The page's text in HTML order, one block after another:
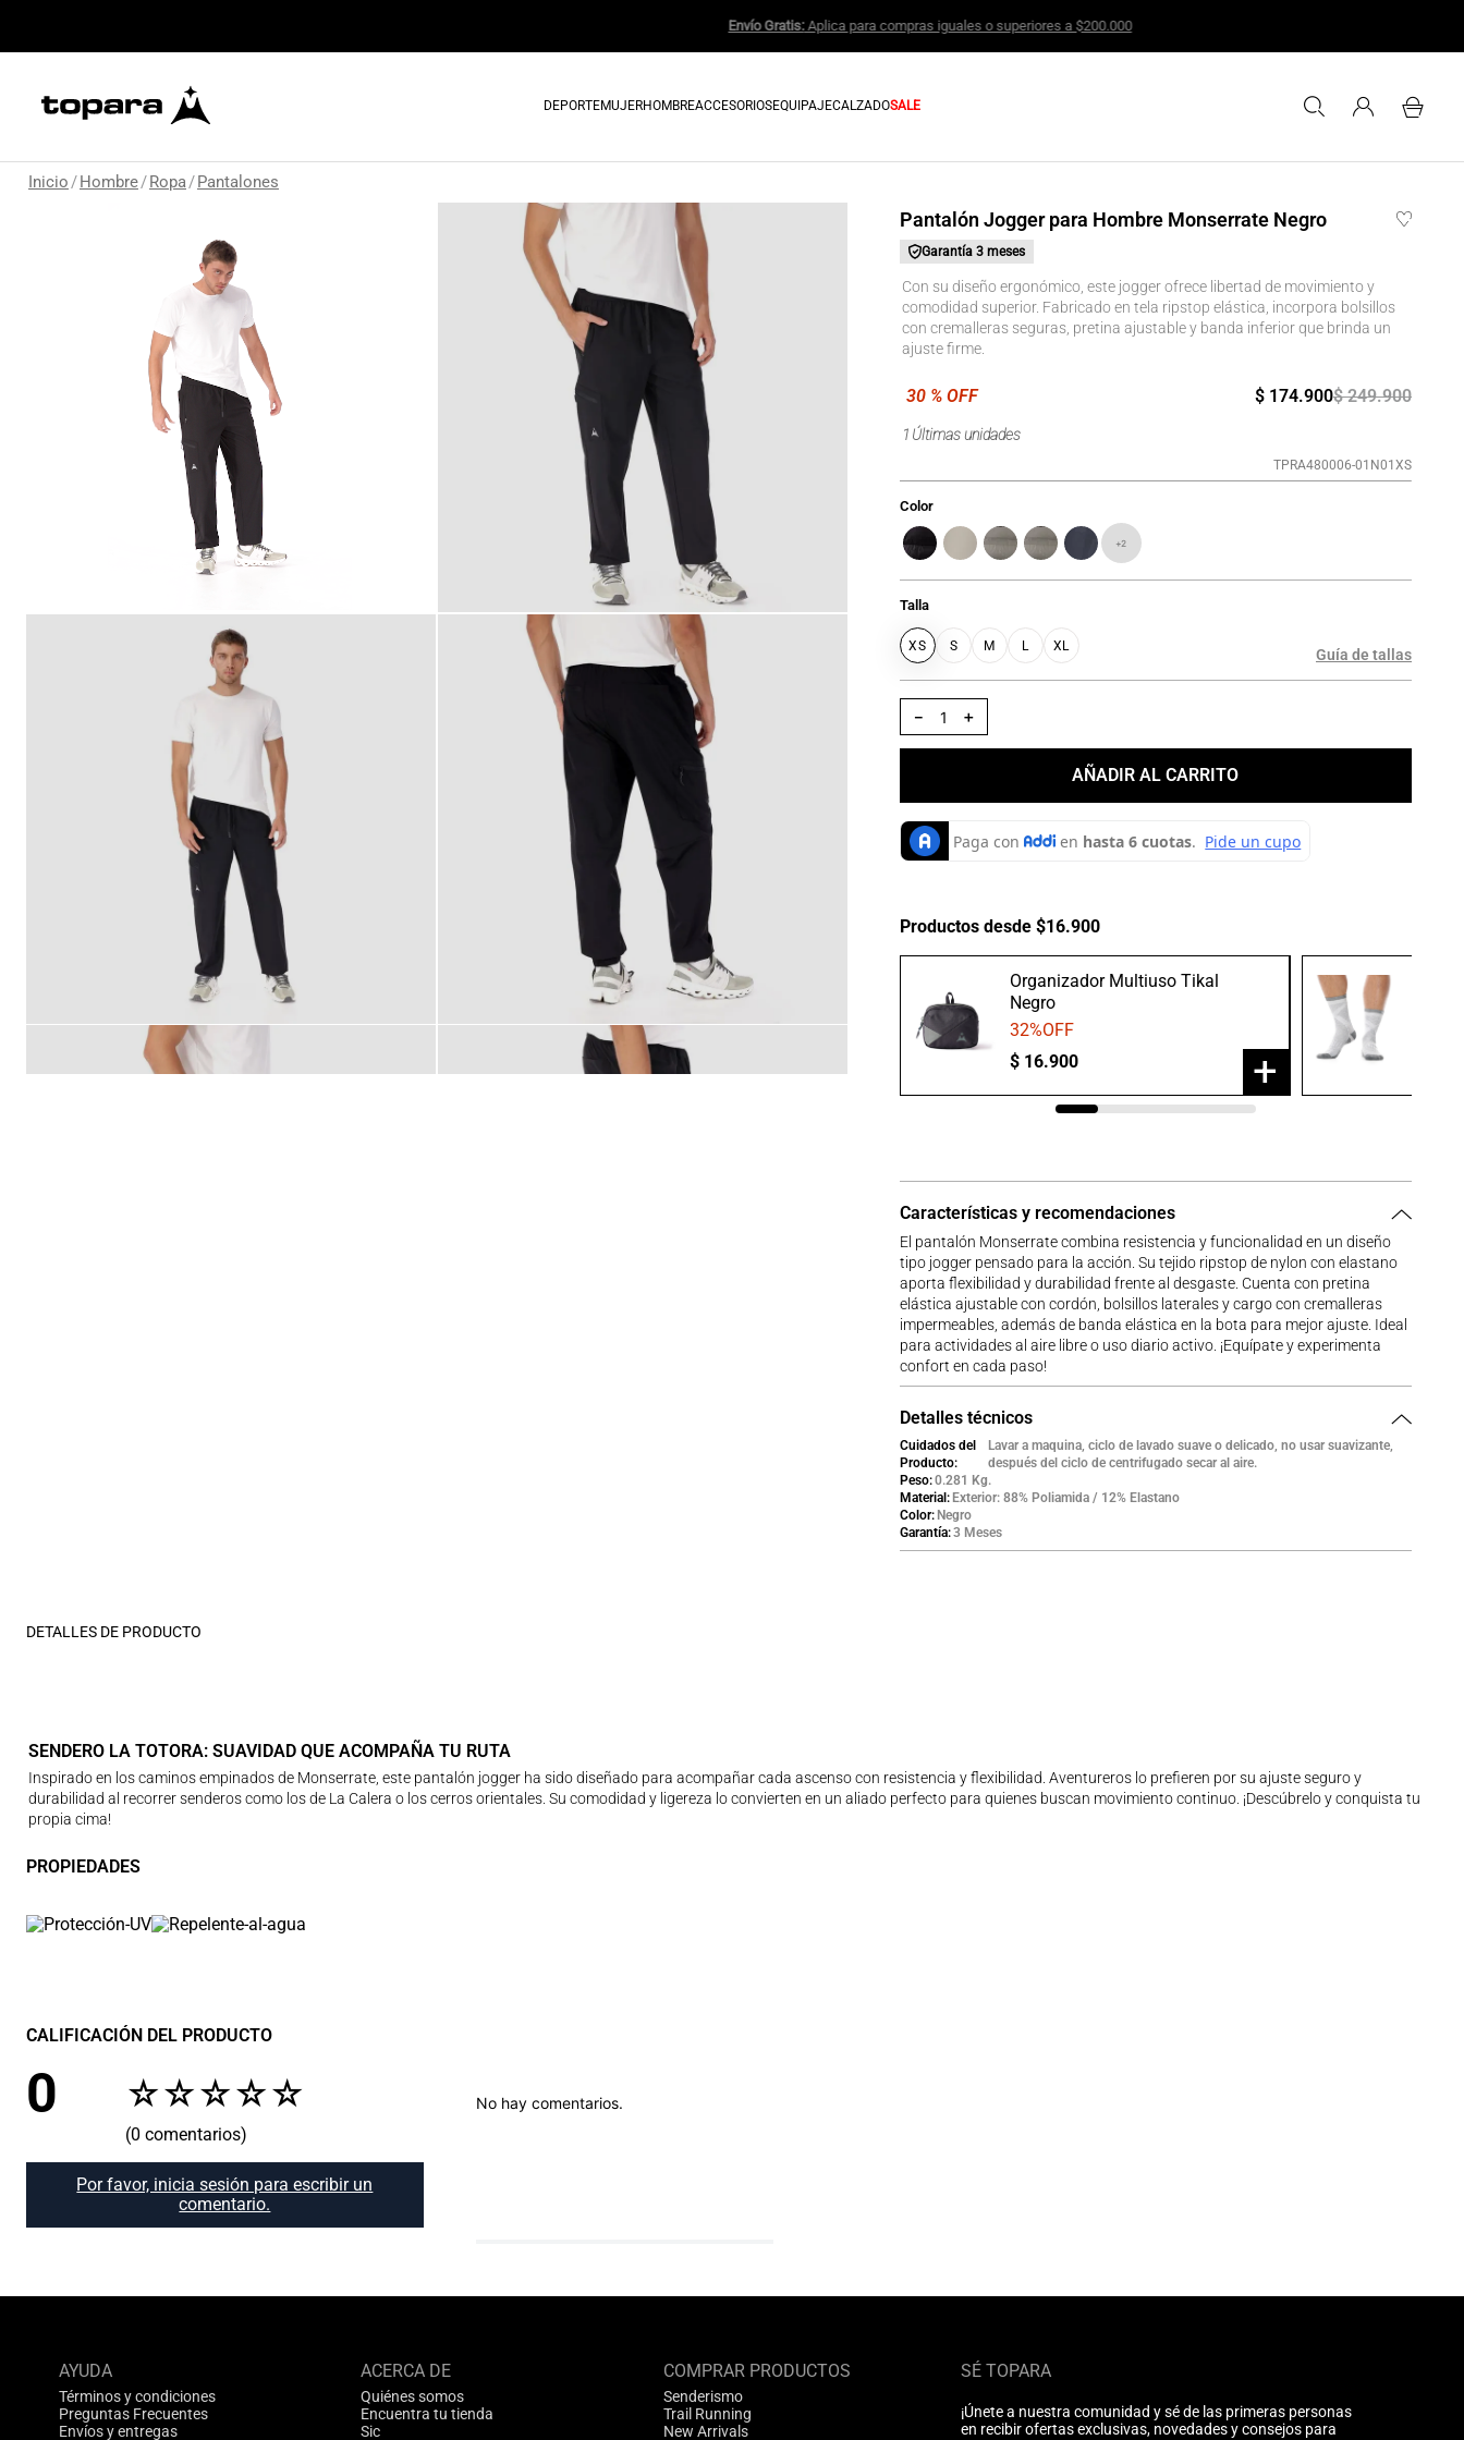
Envío Gratis:Aplica para compras iguales o superiores a $200.000
DEPORTEMUJERHOMBREACCESORIOSEQUIPAJECALZADOSALE
Inicio/Hombre/Ropa/Pantalones
Pantalón Jogger para Hombre Monserrate Negro
Garantía 3 meses
Con su diseño ergonómico, este jogger ofrece libertad de movimiento y
comodidad superior. Fabricado en tela ripstop elástica, incorpora bolsillos
con cremalleras seguras, pretina ajustable y banda inferior que brinda un
ajuste firme.
$ 249.900
$ 174.900
1 Últimas unidades
TPRA480006-01N01XS
Talla
XS S M L XL
Color
+2
Guía de tallas
＋
－
AÑADIR AL CARRITO
Productos desde $16.900
Organizador Multiuso Tikal
Negro
32%OFF
$ 16.900 +
Características y recomendaciones
El pantalón Monserrate combina resistencia y funcionalidad en un diseño
tipo jogger pensado para la acción. Su tejido ripstop de nylon con elastano
aporta flexibilidad y durabilidad frente al desgaste. Cuenta con pretina
elástica ajustable con cordón, bolsillos laterales y cargo con cremalleras
impermeables, además de banda elástica en la bota para mejor ajuste. Ideal
para actividades al aire libre o uso diario activo. ¡Equípate y experimenta
confort en cada paso!
Detalles técnicos
Cuidados del
Producto
Lavar a maquina, ciclo de lavado suave o delicado, no usar suavizante,
después del ciclo de centrifugado secar al aire.
Peso 0.281 Kg.
Material
Exterior: 88% Poliamida / 12% Elastano
Color Negro
Garantía 3 Meses
DETALLES DE PRODUCTO
SENDERO LA TOTORA: SUAVIDAD QUE ACOMPAÑA TU RUTA
Inspirado en los caminos empinados de Monserrate, este pantalón jogger ha sido diseñado para acompañar cada ascenso con resistencia y flexibilidad. Aventureros lo prefieren por su ajuste seguro y
durabilidad al recorrer senderos como los de La Calera o los cerros orientales. Su comodidad y ligereza lo convierten en un aliado perfecto para quienes buscan movimiento continuo. ¡Descúbrelo y conquista tu
propia cima!
PROPIEDADES
CALIFICACIÓN DEL PRODUCTO
☆☆☆☆☆
0
(0 comentarios)
Por favor, inicia sesión para escribir un
comentario.
No hay comentarios.
AYUDA
Términos y condiciones
Preguntas Frecuentes
Envíos y entregas
ACERCA DE
Quiénes somos
Encuentra tu tienda
Sic
COMPRAR PRODUCTOS
Senderismo
Trail Running
New Arrivals
SÉ TOPARA
¡Únete a nuestra comunidad y sé de las primeras personas
en recibir ofertas exclusivas, novedades y consejos para